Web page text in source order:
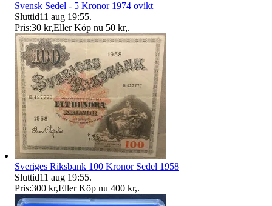
Svensk Sedel - 5 Kronor 1974 ovikt
Sluttid11 aug 19:55.
Pris:30 kr,Eller Köp nu 50 kr,.
Sveriges Riksbank 100 Kronor Sedel 1958
Sluttid11 aug 19:55.
Pris:300 kr,Eller Köp nu 400 kr,.